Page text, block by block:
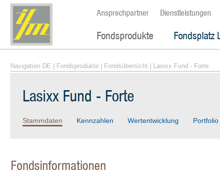
Ansprechpartner Dienstleistungen
Fondsprodukte Fondsplatz
Navigation DE Fondsprodukte Fondsübersicht | Lasixx Fund - Forte
Lasixx Fund - Forte
Stammdaten Kennzahlen Wertentwicklung Portfolio
Fondsinformationen